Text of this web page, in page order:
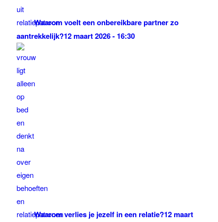
Waarom voelt een onbereikbare partner zo
aantrekkelijk?12 maart 2026 - 16:30
Waarom verlies je jezelf in een relatie?12 maart